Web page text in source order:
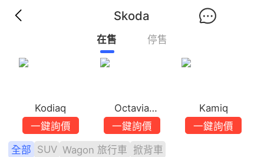
Skoda
在售 停售
Kodiaq
一鍵詢價
Octavia
Combi
一鍵詢價
Kamiq
一鍵詢價
全部 SUV Wagon 旅行車 掀背車